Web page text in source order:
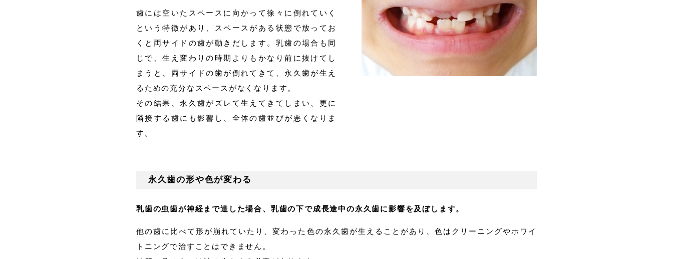
歯には空いたスペースに向かって徐々に倒れていく
という特徴があり、スペースがある状態で放ってお
くと両サイドの歯が動きだします。乳歯の場合も同
じで、生え変わりの時期よりもかなり前に抜けてし
まうと、両サイドの歯が倒れてきて、永久歯が生え
るための充分なスペースがなくなります。
その結果、永久歯がズレて生えてきてしまい、更に
隣接する歯にも影響し、全体の歯並びが悪くなりま
す。
永久歯の形や色が変わる
乳歯の虫歯が神経まで達した場合、乳歯の下で成長途中の永久歯に影響を及ぼします。
他の歯に比べて形が崩れていたり、変わった色の永久歯が生えることがあり、色はクリーニングやホワイ
トニングで治すことはできません。